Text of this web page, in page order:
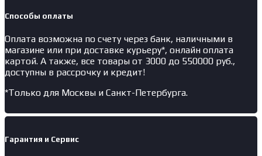
Способы оплаты
Оплата возможна по счету через банк, наличными в
магазине или при доставке курьеру*, онлайн оплата
картой. А также, все товары от 3000 до 550000 руб.,
доступны в рассрочку и кредит!
*Только для Москвы и Санкт-Петербурга.
Гарантия и Сервис